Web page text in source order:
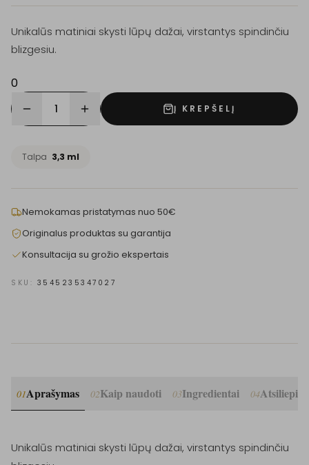
Unikalūs matiniai skysti lūpų dažai, virstantys spindinčiu
blizgesiu.
0
1 Į KREPŠELĮ
Talpa 3,3 ml
Nemokamas pristatymas nuo 50€
Originalus produktas su garantija
Konsultacija su grožio ekspertais
SKU: 3545235347027
01Aprašymas 02Kaip naudoti 03Ingredientai 04
Unikalūs matiniai skysti lūpų dažai, virstantys spindinčiu